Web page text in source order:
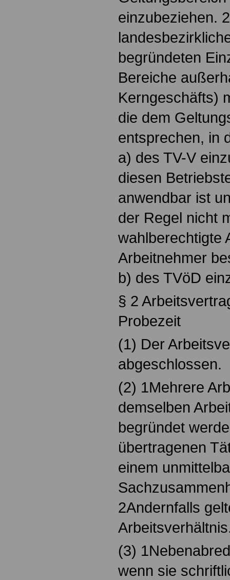
einzubeziehen.
begründeten
Bereiche
Kerngeschäfts)
die dem
entsprechen, in
a) des TV-V
diesen
anwendbar ist
der Regel nicht
wahlberechtigte
Arbeitnehmer
b) des TVöD
§ 2
Probezeit
(1) Der
abgeschlossen.
(2) 1Mehrere
demselben
begründet
übertragenen
einem
2Andernfalls
(3)
wenn sie